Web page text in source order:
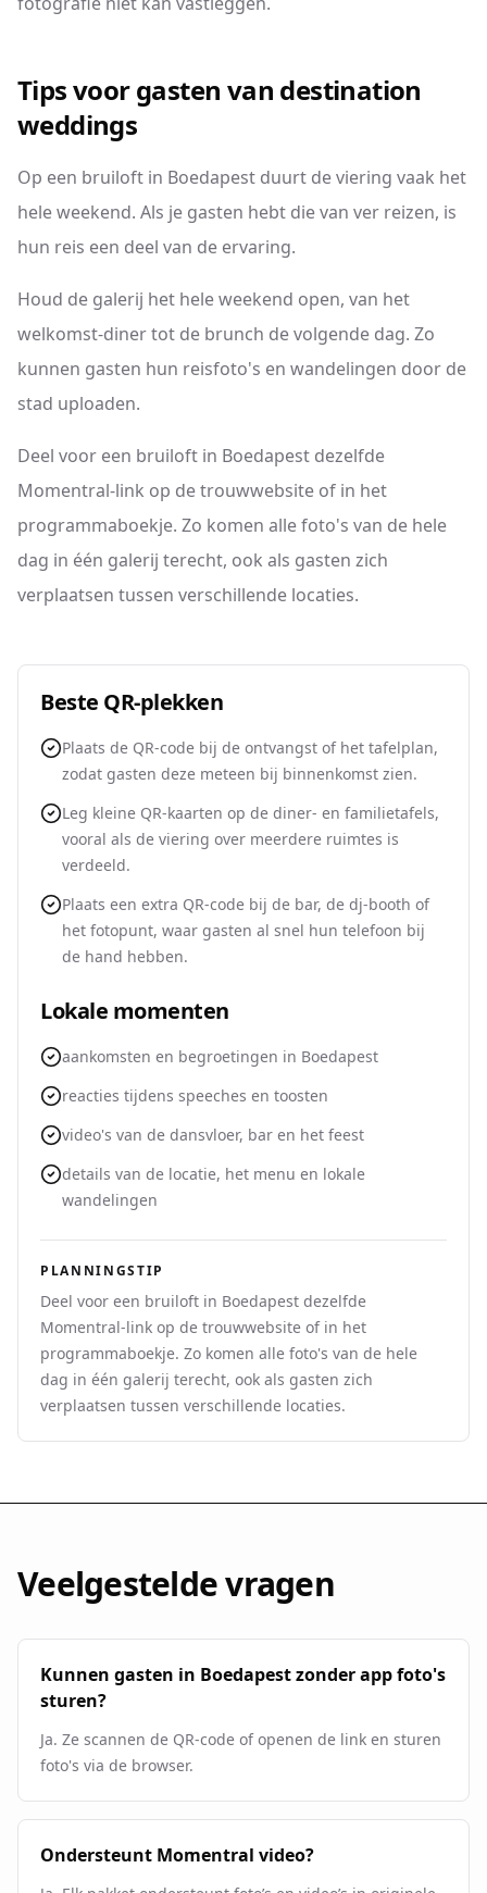
Tips voor gasten van destination
weddings
Op een bruiloft in Boedapest duurt de viering vaak het
hele weekend. Als je gasten hebt die van ver reizen, is
hun reis een deel van de ervaring.
Houd de galerij het hele weekend open, van het
welkomst-diner tot de brunch de volgende dag. Zo
kunnen gasten hun reisfoto's en wandelingen door de
stad uploaden.
Deel voor een bruiloft in Boedapest dezelfde
Momentral-link op de trouwwebsite of in het
programmaboekje. Zo komen alle foto's van de hele
dag in één galerij terecht, ook als gasten zich
verplaatsen tussen verschillende locaties.
Beste QR-plekken
Plaats de QR-code bij de ontvangst of het tafelplan,
zodat gasten deze meteen bij binnenkomst zien.
Leg kleine QR-kaarten op de diner- en familietafels,
vooral als de viering over meerdere ruimtes is
verdeeld.
Plaats een extra QR-code bij de bar, de dj-booth of
het fotopunt, waar gasten al snel hun telefoon bij
de hand hebben.
Lokale momenten
aankomsten en begroetingen in Boedapest
reacties tijdens speeches en toosten
video's van de dansvloer, bar en het feest
details van de locatie, het menu en lokale
wandelingen
PLANNINGSTIP
Deel voor een bruiloft in Boedapest dezelfde
Momentral-link op de trouwwebsite of in het
programmaboekje. Zo komen alle foto's van de hele
dag in één galerij terecht, ook als gasten zich
verplaatsen tussen verschillende locaties.
Veelgestelde vragen
Kunnen gasten in Boedapest zonder app foto's
sturen?
Ja. Ze scannen de QR-code of openen de link en sturen
foto's via de browser.
Ondersteunt Momentral video?